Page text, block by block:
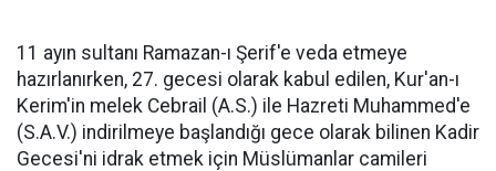
11 ayın sultanı Ramazan-ı Şerif'e veda etmeye
hazırlanırken, 27. gecesi olarak kabul edilen, Kur'an-ı
Kerim'in melek Cebrail (A.S.) ile Hazreti Muhammed'e
(S.A.V.) indirilmeye başlandığı gece olarak bilinen Kadir
Gecesi'ni idrak etmek için Müslümanlar camileri